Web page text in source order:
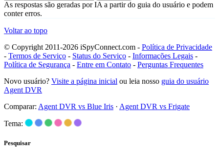
As respostas são geradas por IA a partir do guia do usuário e podem
conter erros.
Voltar ao topo
© Copyright 2011-2026 iSpyConnect.com - Política de Privacidade
- Termos de Serviço - Status do Serviço - Informações Legais -
Política de Segurança - Entre em Contato - Perguntas Frequentes
Novo usuário? Visite a página inicial ou leia nosso guia do usuário
Agent DVR
Comparar: Agent DVR vs Blue Iris · Agent DVR vs Frigate
Tema:
Pesquisar